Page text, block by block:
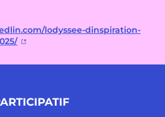
lodyssee-dinspiration-